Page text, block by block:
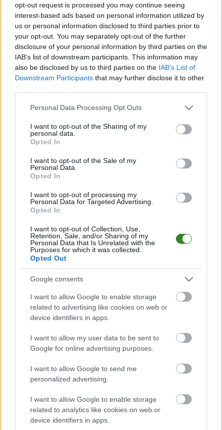
opt-out request is processed you may continue seeing
interest-based ads based on personal information utilized by
us or personal information disclosed to third parties prior to
your opt-out. You may separately opt-out of the further
disclosure of your personal information by third parties on the
IAB’s list of downstream participants. This information may
also be disclosed by us to third parties on the IAB’s List of
Downstream Participants that may further disclose it to other
Please note that this website/app uses one or more Google
not limited to your visit or usage behaviour. You may click to
grant or deny consent to Google and its third-party tags to
use your data for below specified purposes in below Google
consent section.
Personal Data Processing Opt Outs
I want to opt-out of the Sharing of my
personal data.
Opted In
I want to opt-out of the Sale of my
Personal Data.
Opted In
I want to opt-out of processing my
Personal Data for Targeted Advertising.
Opted In
I want to opt-out of Collection, Use,
Retention, Sale, and/or Sharing of my
Personal Data that Is Unrelated with the
Purposes for which it was collected.
Opted Out
Google consents
I want to allow Google to enable storage
related to advertising like cookies on web or
device identifiers in apps.
I want to allow my user data to be sent to
Google for online advertising purposes.
I want to allow Google to send me
personalized advertising.
I want to allow Google to enable storage
related to analytics like cookies on web or
device identifiers in apps.
2025-07-23 12:59
Matija Kavcic
nowym piłkarzem
FKS Stali Mielec
2025-07-23 14:30
Michał Kitliński
znalazł nowym klub.
Trafi do beniaminka
3 ligi
2025-07-23 14:53
Cosmos. Trafił do
innego
2025-07-23 17:41
2025-07-25 23:07
"Stalówka" straciła
dramatycznych
okolicznościach
Uwaga!
Teraz komentarze są domyślnie ukryte, aby poprawić
komfort korzystania z serwisu. Kliknij przycisk
dyskusji.
Zobacz komentarze
NASTĘPNY ARTYKUŁ